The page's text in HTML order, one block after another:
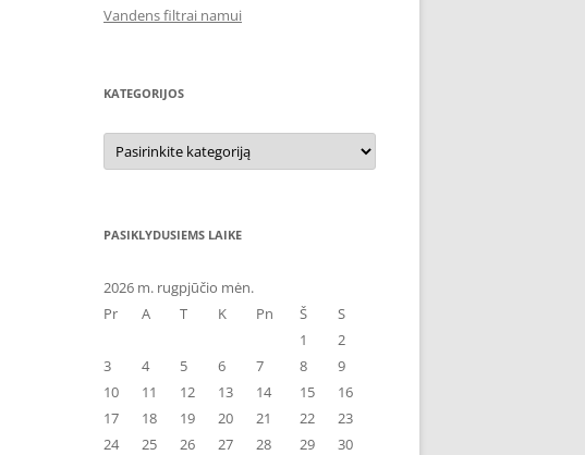
Vandens filtrai namui
KATEGORIJOS
Kategorijos
PASIKLYDUSIEMS LAIKE
2026 m. rugpjūčio mėn.
Pr
A T K Pn Š
S
1
2
3
4 5 6 7 8
9
10
11 12 13 14 15
16
17
18 19 20 21 22
23
24
25 26 27 28 29
30